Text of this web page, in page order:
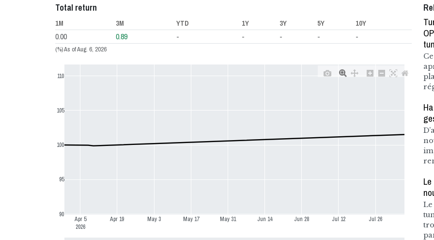
Total return
(%) As of Aug. 6, 2026
1M 3M YTD 1Y 3Y 5Y 10Y
0.00 0.89 - - - - -
Apr 5
2026
Apr 19 May 3 May 17 May 31 Jun 14 Jun 28 Jul 12 Jul 26
90
95
100
105
110